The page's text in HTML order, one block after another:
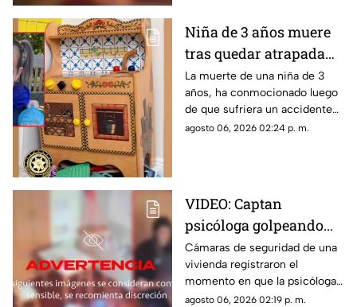
Niña de 3 años muere
tras quedar atrapada
en cocina de juguete
La muerte de una niña de 3
años, ha conmocionado luego
de que sufriera un accidente
doméstico con una cocina de
agosto 06, 2026 02:24 p. m.
VIDEO: Captan
psicóloga golpeando
brutalmente a niño
INDEFENSO con
autismo y epilepsia
Cámaras de seguridad de una
vivienda registraron el
momento en que la psicóloga
agredió físicamente a un niño
agosto 06, 2026 02:19 p. m.